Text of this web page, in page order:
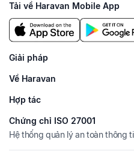
Tải về Haravan Mobile App
Giải pháp
Về Haravan
Hợp tác
Chứng chỉ ISO 27001
Hệ thống quản lý an toàn thông